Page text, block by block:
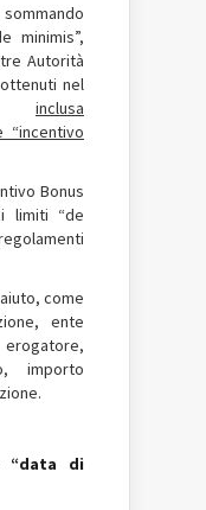
minimis”,
Autorità
nel
inclusa
“incentivo
Bonus
limiti “de
come
ente
importo
“data di